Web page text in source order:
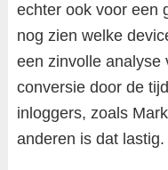
echter ook voor een
nog zien welke
een zinvolle analyse
conversie door de
inloggers, zoals
anderen is dat lastig.